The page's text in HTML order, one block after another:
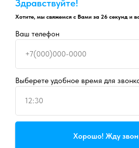
Здравствуйте!
Хотите, мы свяжемся с Вами за 26 секунд и
Ваш телефон
+7(000)000-0000
Выберете удобное время для
12:30
Хорошо! Жду
Продолжая пользоваться сайтом, вы